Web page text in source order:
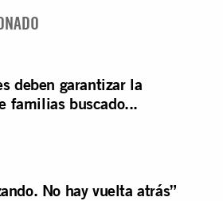
deben garantizar la
familias buscado...
No hay vuelta atrás”